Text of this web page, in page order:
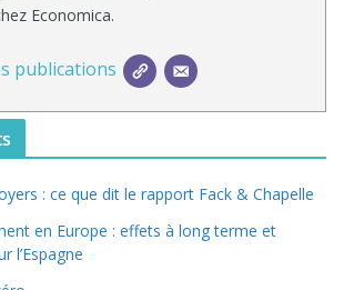
Economica.
publications
: ce que dit le rapport Fack & Chapelle
en Europe : effets à long terme et
l’Espagne